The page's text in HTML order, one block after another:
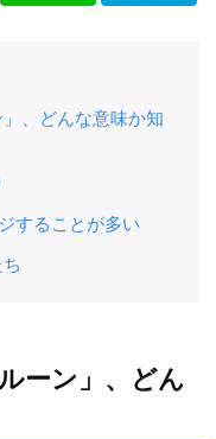
、どんな意味か知
することが多い
ーン」、どん